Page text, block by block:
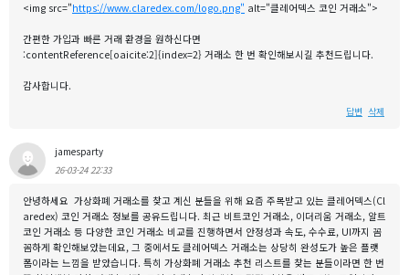
<img src="https://www.claredex.com/logo.png" alt="클레어덱스 코인 거래소">
간편한 가입과 빠른 거래 환경을 원하신다면
:contentReference[oaicite:2]{index=2} 거래소 한 번 확인해보시길 추천드립니다.
감사합니다.
답변 삭제
jamesparty
26-03-24 22:33
안녕하세요 가상화폐 거래소를 찾고 계신 분들을 위해 요즘 주목받고 있는 클레어덱스(Cl
aredex) 코인 거래소 정보를 공유드립니다. 최근 비트코인 거래소, 이더리움 거래소, 알트
코인 거래소 등 다양한 코인 거래소 비교를 진행하면서 안정성과 속도, 수수료, UI까지 꼼
꼼하게 확인해보았는데요, 그 중에서도 클레어덱스 거래소는 상당히 완성도가 높은 플랫
폼이라는 느낌을 받았습니다. 특히 가상화폐 거래소 추천 리스트를 찾는 분들이라면 한 번